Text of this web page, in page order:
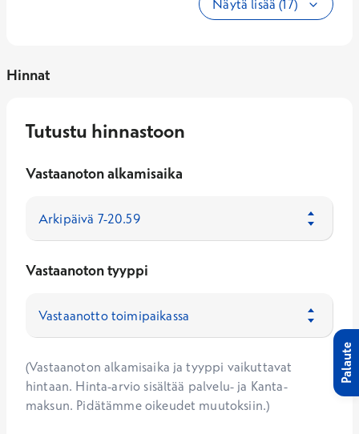
Näytä lisää (17)
Hinnat
Tutustu hinnastoon
Vastaanoton alkamisaika
Vastaanoton tyyppi
(Vastaanoton alkamisaika ja tyyppi vaikuttavat
hintaan. Hinta-arvio sisältää palvelu- ja Kanta-
maksun. Pidätämme oikeudet muutoksiin.)
Palaute